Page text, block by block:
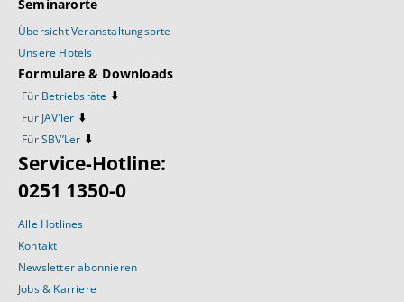
Seminarorte
Übersicht Veranstaltungsorte
Unsere Hotels
Formulare & Downloads
Für Betriebsräte ⬇️
Für JAV’ler ⬇️
Für SBV’Ler ⬇️
Service-Hotline:
0251 1350-0
Alle Hotlines
Kontakt
Newsletter abonnieren
Jobs & Karriere